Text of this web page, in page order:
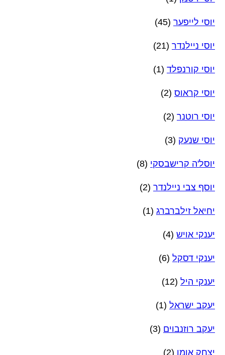
יוסי לייפער (45)
יוסי ניילנדר (21)
יוסי קורנפלד (1)
יוסי קראוס (2)
יוסי רוטנר (2)
יוסי שנעק (3)
יוסל'ה קרישבסקי (8)
יוסף צבי ניילנדר (2)
יחיאל זילברברג (1)
יענקי אויש (4)
יענקי דסקל (6)
יענקי היל (12)
יעקב ישראל (1)
יעקב רוזנבוים (3)
יצחק אומן (2)